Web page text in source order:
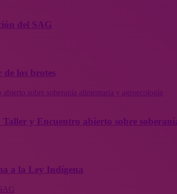
del SAG
los brotes
sobre soberanía alimentaria y agroecología
y Encuentro abierto sobre
a la Ley Indígena